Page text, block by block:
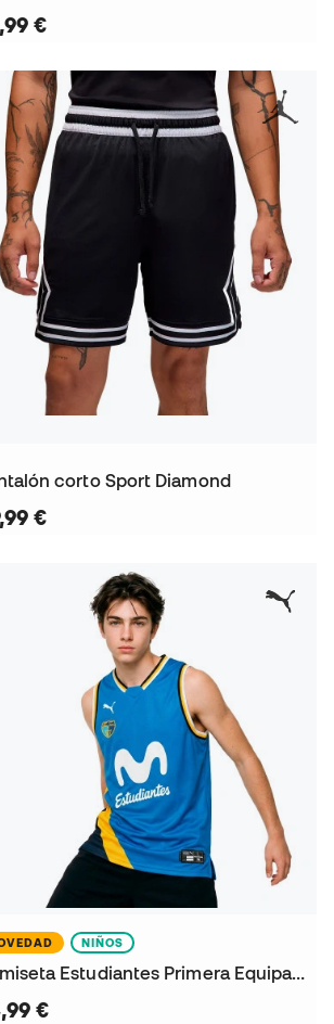
€
corto Sport Diamond
€
NIÑOS
Camiseta Estudiantes Primera Equipación 2026-2027 Niño
€